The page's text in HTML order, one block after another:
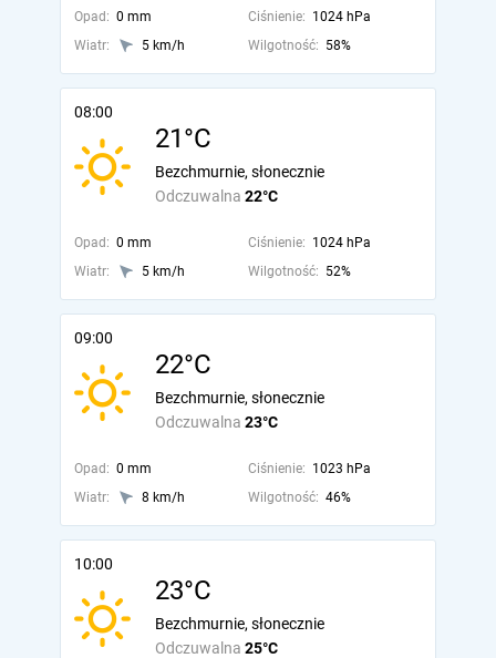
Opad: 0 mm Ciśnienie: 1024 hPa
Wiatr:
5 km/h Wilgotność: 58%
08:00
21°C
Odczuwalna 22°C
Bezchmurnie, słonecznie
Opad: 0 mm Ciśnienie: 1024 hPa
Wiatr:
5 km/h Wilgotność: 52%
09:00
22°C
Odczuwalna 23°C
Bezchmurnie, słonecznie
Opad: 0 mm Ciśnienie: 1023 hPa
Wiatr:
8 km/h Wilgotność: 46%
10:00
23°C
Odczuwalna 25°C
Bezchmurnie, słonecznie